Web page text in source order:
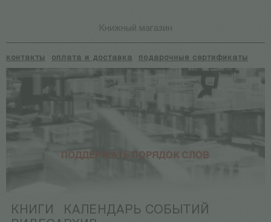
Книжный магазин
контакты оплата и доставка подарочные сертификаты
КНИГИ
КАЛЕНДАРЬ СОБЫТИЙ